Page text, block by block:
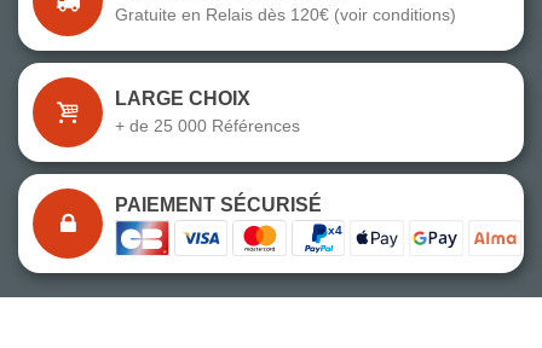
Gratuite en Relais dès 120€ (voir conditions)
LARGE CHOIX
+ de 25 000 Références
PAIEMENT SÉCURISÉ